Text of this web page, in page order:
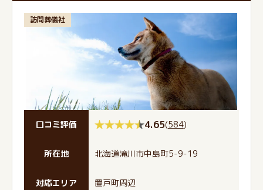
訪問葬儀社
口コミ評価 4.65(584)
所在地 北海道滝川市中島町5-9-19
対応エリア 置戸町周辺